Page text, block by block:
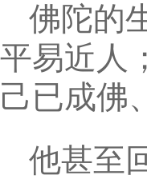
佛陀的
平易近人
己已成佛
他甚至